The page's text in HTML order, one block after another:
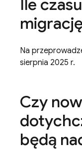
Ile
Na
sierpnia 2025 r.
Czy
będą